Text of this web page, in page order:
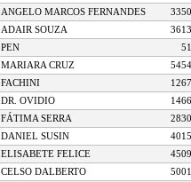
ANGELO MARCOS FERNANDES
ADAIR SOUZA
PEN
MARIARA CRUZ
FACHINI
DR. OVIDIO
FÁTIMA SERRA
DANIEL SUSIN
ELISABETE FELICE
CELSO DALBERTO